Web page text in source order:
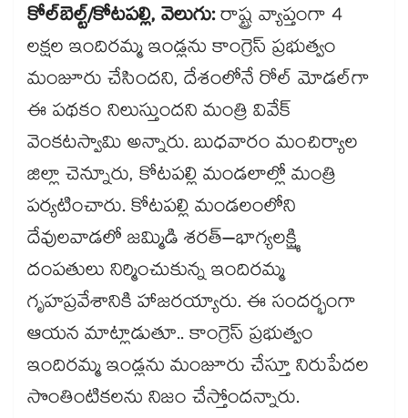
కోల్​బెల్ట్/కోటపల్లి, వెలుగు:రాష్ట్ర వ్యాప్తంగా 4
లక్షల ఇందిరమ్మ ఇండ్లను కాంగ్రెస్ ప్రభుత్వం
మంజూరు చేసిందని, దేశంలోనే రోల్​ మోడల్​గా
ఈ పథకం నిలుస్తుందని మంత్రి వివేక్​
వెంకటస్వామి అన్నారు. బుధవారం మంచిర్యాల
జిల్లా చెన్నూరు, కోటపల్లి మండలాల్లో మంత్రి
పర్యటించారు. కోటపల్లి మండలంలోని
దేవులవాడలో జమ్మిడి శరత్–భాగ్యలక్ష్మి
దంపతులు నిర్మించుకున్న ఇందిరమ్మ
గృహప్రవేశానికి హాజరయ్యారు. ఈ సందర్భంగా
ఆయన మాట్లాడుతూ.. కాంగ్రెస్​ ప్రభుత్వం
ఇందిరమ్మ ఇండ్లను మంజూరు చేస్తూ నిరుపేదల
సొంతింటికలను నిజం చేస్తోందన్నారు.